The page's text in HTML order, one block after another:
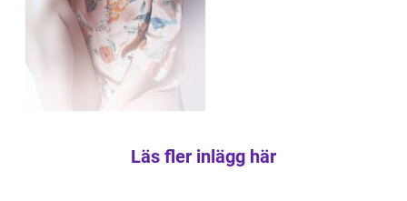
Läs fler inlägg här